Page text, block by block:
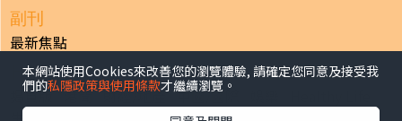
副刊
最新焦點
日報
揭頁版 港聞 財經/地產 中國/國際
本網站使用Cookies來改善您的瀏覽體驗, 請確定您同意及接受我
們的私隱政策與使用條款才繼續瀏覽。